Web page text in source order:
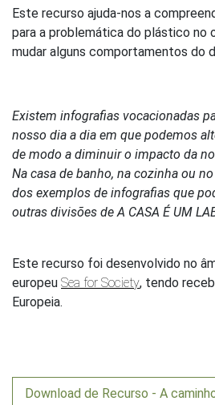
Este recurso ajuda-nos a
para a problemática do plástico no
mudar alguns comportamentos do
Existem infografias vocacionadas
nosso dia a dia em que podemos
de modo a diminuir o impacto da
Na casa de banho, na cozinha ou
dos exemplos de infografias que
outras divisões de A CASA É UM
Este recurso foi desenvolvido no
europeu Sea for Society, tendo
Europeia.
Download de Recurso - A